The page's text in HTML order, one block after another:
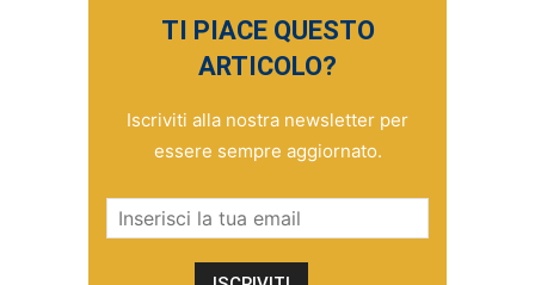
TI PIACE QUESTO
ARTICOLO?
Iscriviti alla nostra newsletter per
essere sempre aggiornato.